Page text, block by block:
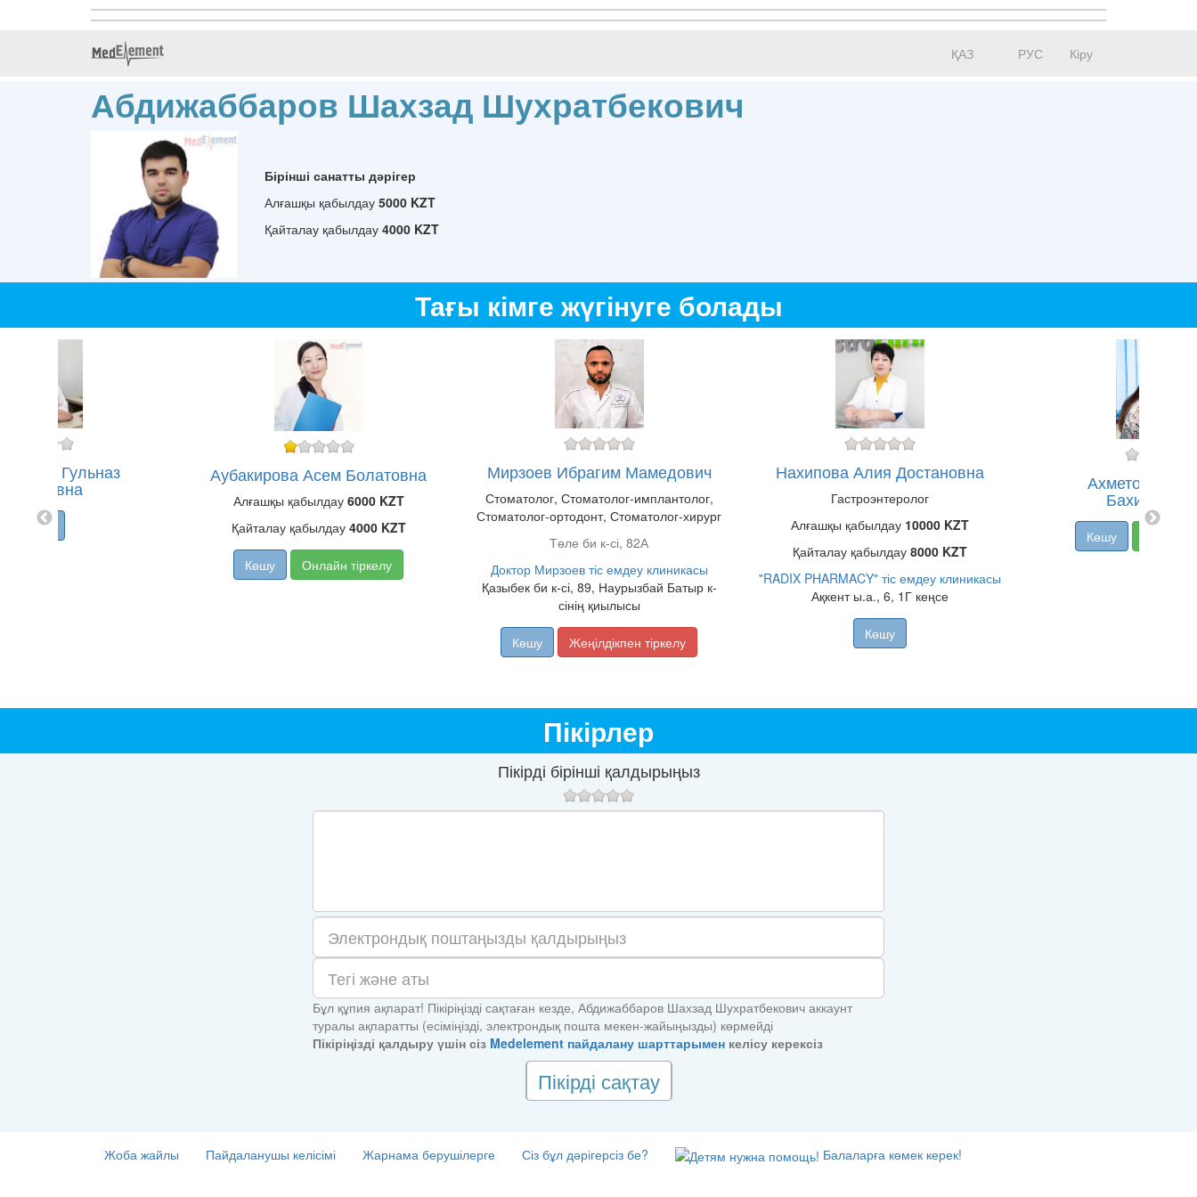
ҚАЗ РУС Кіру
Абдижаббаров Шахзад Шухратбекович
Бірінші санатты дәрігер
Алғашқы қабылдау 5000 KZT
Қайталау қабылдау 4000 KZT
Тағы кімге жүгінуге болады
Гульназ
Көшу
Аубакирова Асем Болатовна
Алғашқы қабылдау 6000 KZT
Қайталау қабылдау 4000 KZT
Көшу Онлайн тіркелу
Мирзоев Ибрагим Мамедович
Стоматолог, Стоматолог-имплантолог,
Стоматолог-ортодонт, Стоматолог-хирург
Төле би к-сі, 82А
Доктор Мирзоев тіс емдеу клиникасы
Қазыбек би к-сі, 89, Наурызбай Батыр к-
сінің қиылысы
Көшу Жеңілдікпен тіркелу
Нахипова Алия Достановна
Гастроэнтеролог
Алғашқы қабылдау 10000 KZT
Қайталау қабылдау 8000 KZT
"RADIX PHARMACY" тіс емдеу клиникасы
Ақкент ы.а., 6, 1Г кеңсе
Көшу
Ахметова
Көшу
Пікірлер
Пікірді бірінші қалдырыңыз
Бұл құпия ақпарат! Пікіріңізді сақтаған кезде, Абдижаббаров Шахзад Шухратбекович аккаунт
туралы ақпаратты (есіміңізді, электрондық пошта мекен-жайыңызды) көрмейді
Пікіріңізді қалдыру үшін сіз Medelement пайдалану шарттарымен келісу керексіз
Пікірді сақтау
Жоба жайлы Пайдаланушы келісімі Жарнама берушілерге Сіз бұл дәрігерсіз бе? Балаларға көмек керек!